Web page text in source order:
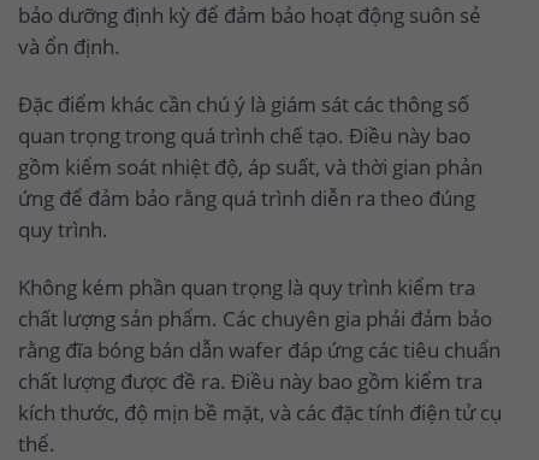
bảo dưỡng định kỳ để đảm bảo hoạt động suôn sẻ
và ổn định.
Đặc điểm khác cần chú ý là giám sát các thông số
quan trọng trong quá trình chế tạo. Điều này bao
gồm kiểm soát nhiệt độ, áp suất, và thời gian phản
ứng để đảm bảo rằng quá trình diễn ra theo đúng
quy trình.
Không kém phần quan trọng là quy trình kiểm tra
chất lượng sản phẩm. Các chuyên gia phải đảm bảo
rằng đĩa bóng bán dẫn wafer đáp ứng các tiêu chuẩn
chất lượng được đề ra. Điều này bao gồm kiểm tra
kích thước, độ mịn bề mặt, và các đặc tính điện tử cụ
thể.